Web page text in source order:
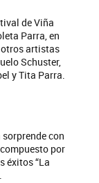
de Viña
Parra, en
artistas
Schuster,
y Tita Parra.
con
por
éxitos “La